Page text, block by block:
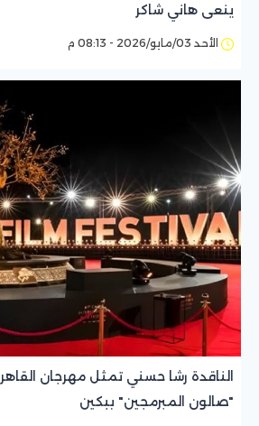
ينعى هاني شاكر
الأحد 03/مايو/2026 - 08:13 م
الناقدة رشا حسني تمثل مهرجان
"صالون المبرمجين" ببكين